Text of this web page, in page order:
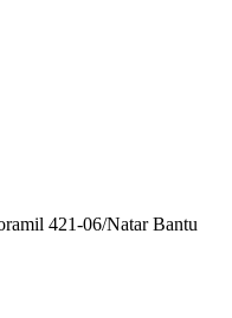
421-06/Natar Bantu